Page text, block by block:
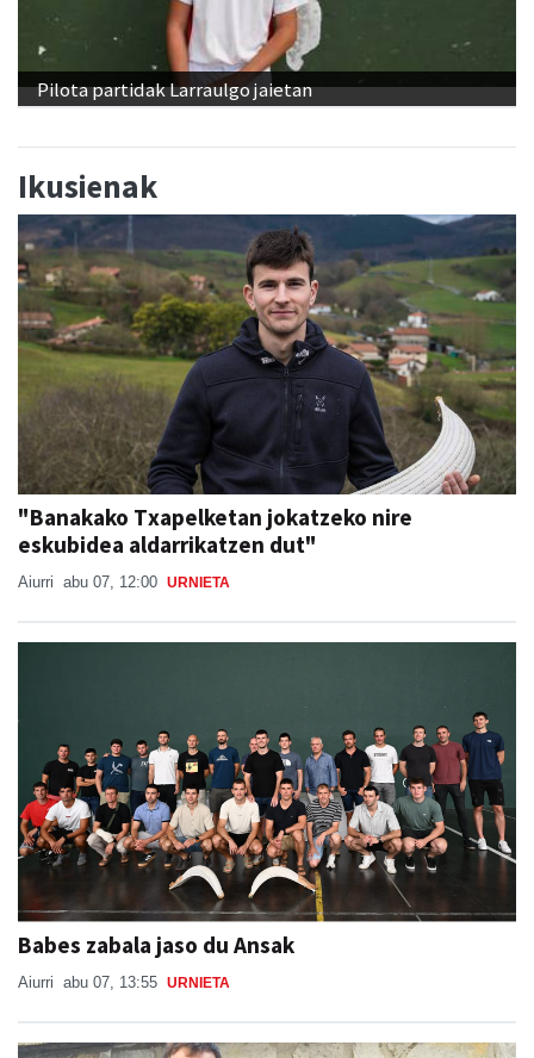
Pilota partidak Larraulgo jaietan
Ikusienak
"Banakako Txapelketan jokatzeko nire
eskubidea aldarrikatzen dut"
Aiurri abu 07, 12:00 URNIETA
Babes zabala jaso du Ansak
Aiurri abu 07, 13:55 URNIETA